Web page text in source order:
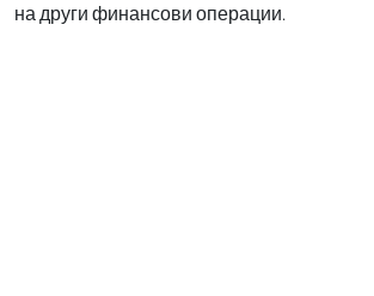
на други финансови операции.